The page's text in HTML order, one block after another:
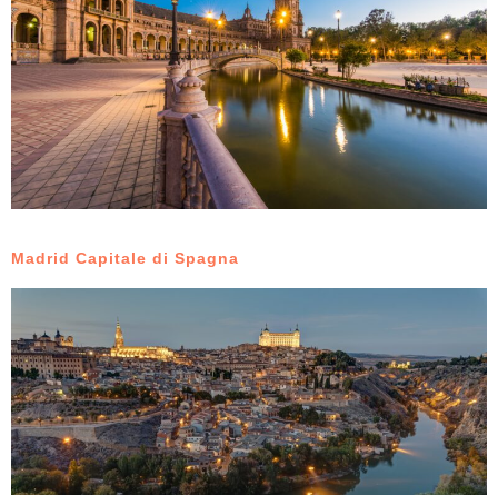
Madrid Capitale di Spagna